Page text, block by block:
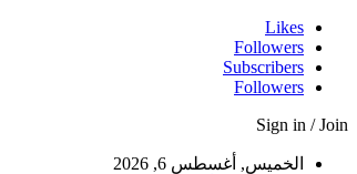
Likes
Followers
Subscribers
Followers
Sign in / Join
الخميس, أغسطس 6, 2026